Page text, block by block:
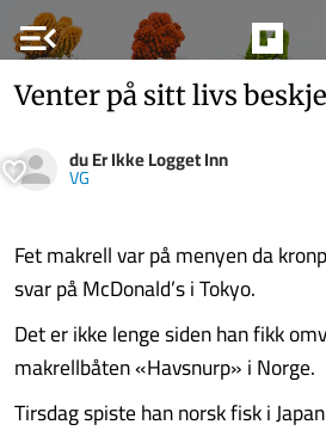
menu_open
Venter på sitt livs
du Er Ikke Logget Inn
VG
Fet makrell var på menyen da
svar på McDonald’s i Tokyo.
Det er ikke lenge siden han fikk
makrellbåten «Havsnurp» i Norge.
Tirsdag spiste han norsk fisk i